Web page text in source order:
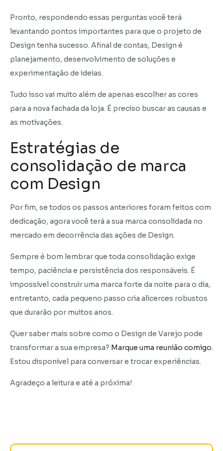
Pronto, respondendo essas perguntas você terá
levantando pontos importantes para que o projeto de
Design tenha sucesso. Afinal de contas, Design é
planejamento, desenvolvimento de soluções e
experimentação de ideias.
Tudo isso vai muito além de apenas escolher as cores
para a nova fachada da loja. É preciso buscar as causas e
as motivações.
Estratégias de
consolidação de marca
com Design
Por fim, se todos os passos anteriores foram feitos com
dedicação, agora você terá a sua marca consolidada no
mercado em decorrência das ações de Design.
Sempre é bom lembrar que toda consolidação exige
tempo, paciência e persistência dos responsáveis. É
impossível construir uma marca forte da noite para o dia,
entretanto, cada pequeno passo cria alicerces robustos
que durarão por muitos anos.
Quer saber mais sobre como o Design de Varejo pode
transformar a sua empresa? Marque uma reunião comigo.
Estou disponível para conversar e trocar experiências.
Agradeço a leitura e até a próxima!